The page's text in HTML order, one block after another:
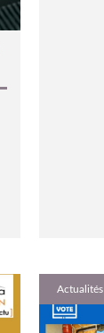
Actualités